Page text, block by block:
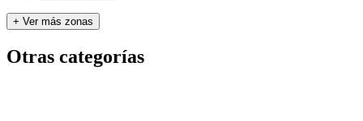
+ Ver más zonas
Otras categorías